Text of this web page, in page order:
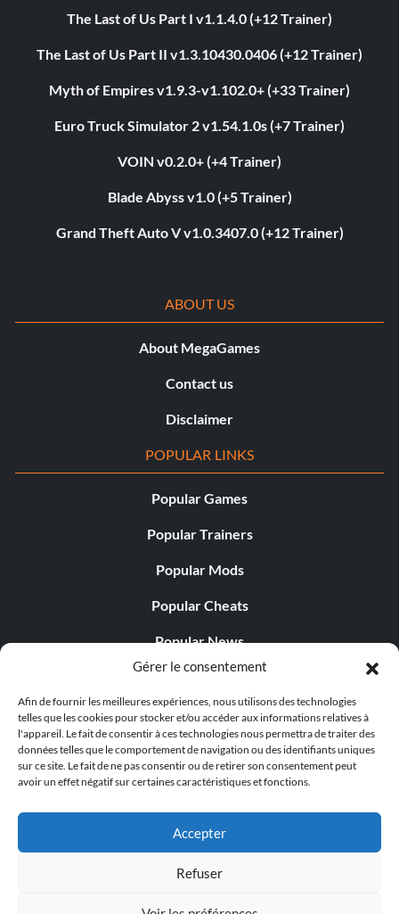
Gérer le consentement
Afin de fournir les meilleures expériences, nous utilisons des technologies
telles que les cookies pour stocker et/ou accéder aux informations relatives à
l'appareil. Le fait de consentir à ces technologies nous permettra de traiter des
données telles que le comportement de navigation ou des identifiants uniques
sur ce site. Le fait de ne pas consentir ou de retirer son consentement peut
avoir un effet négatif sur certaines caractéristiques et fonctions.
Accepter
Refuser
The Last of Us Part I v1.1.4.0 (+12 Trainer)
The Last of Us Part II v1.3.10430.0406 (+12 Trainer)
Myth of Empires v1.9.3-v1.102.0+ (+33 Trainer)
Euro Truck Simulator 2 v1.54.1.0s (+7 Trainer)
VOIN v0.2.0+ (+4 Trainer)
Blade Abyss v1.0 (+5 Trainer)
Grand Theft Auto V v1.0.3407.0 (+12 Trainer)
ABOUT US
About MegaGames
Contact us
Disclaimer
POPULAR LINKS
Popular Games
Popular Trainers
Popular Mods
Popular Cheats
Popular News
Popular Editorials
Popular Free Games
LATEST UPDATES